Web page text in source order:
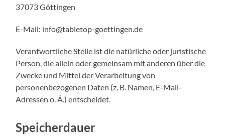
37073 Göttingen
E-Mail: info@tabletop-goettingen.de
Verantwortliche Stelle ist die natürliche oder juristische
Person, die allein oder gemeinsam mit anderen über die
Zwecke und Mittel der Verarbeitung von
personenbezogenen Daten (z. B. Namen, E-Mail-
Adressen o. Ä.) entscheidet.
Speicherdauer